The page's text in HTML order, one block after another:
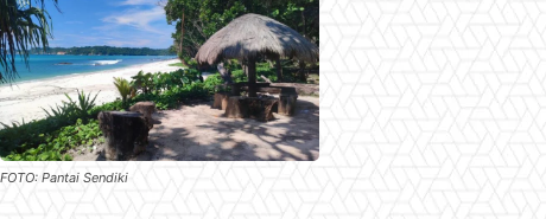
FOTO: Pantai Sendiki